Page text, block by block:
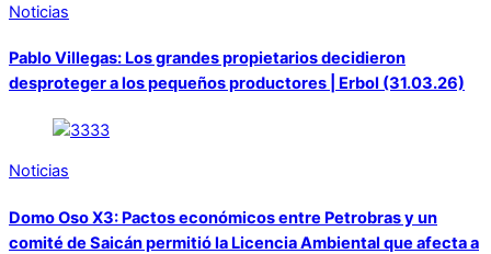
Noticias
Pablo Villegas: Los grandes propietarios decidieron
desproteger a los pequeños productores | Erbol (31.03.26)
Noticias
Domo Oso X3: Pactos económicos entre Petrobras y un
comité de Saicán permitió la Licencia Ambiental que afecta a